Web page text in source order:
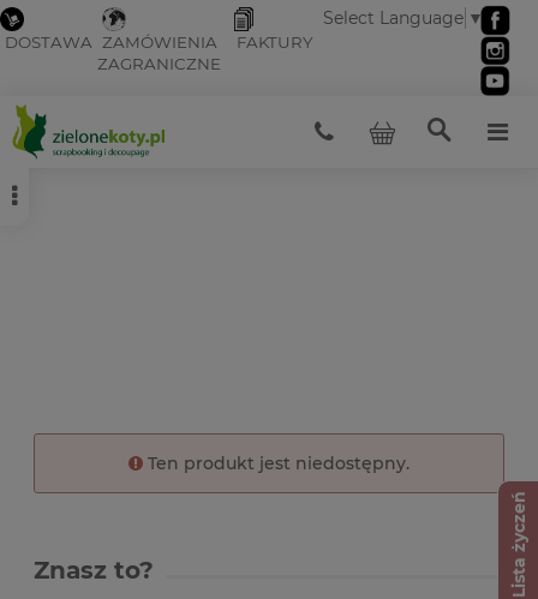
DOSTAWA ZAMÓWIENIA
ZAGRANICZNE
FAKTURY
Select Language ▼
Ten produkt jest niedostępny.
Znasz to? Lista życzeń